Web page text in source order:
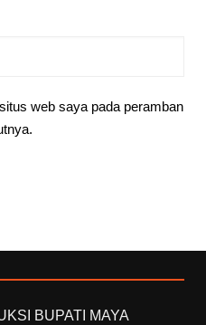
web saya pada peramban
BUPATI MAYA